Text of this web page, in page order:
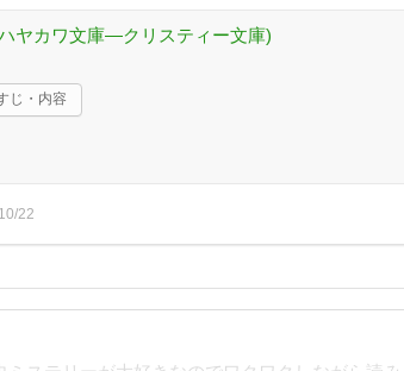
ヤカワ文庫―クリスティー文庫)
じ・内容
22